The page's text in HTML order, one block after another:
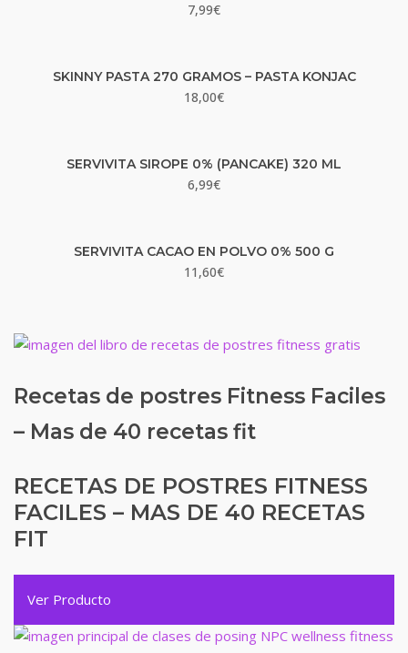
7,99€
SKINNY PASTA 270 GRAMOS – PASTA KONJAC
18,00€
SERVIVITA SIROPE 0% (PANCAKE) 320 ML
6,99€
SERVIVITA CACAO EN POLVO 0% 500 G
11,60€
Recetas de postres Fitness Faciles
– Mas de 40 recetas fit
RECETAS DE POSTRES FITNESS
FACILES – MAS DE 40 RECETAS
FIT
Ver Producto